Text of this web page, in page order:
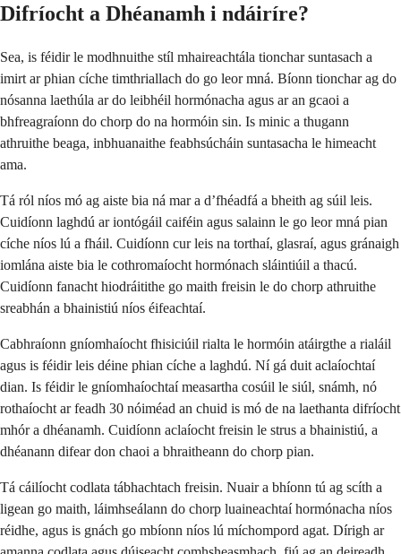
Difríocht a Dhéanamh i ndáiríre?
Sea, is féidir le modhnuithe stíl mhaireachtála tionchar suntasach a
imirt ar phian cíche timthriallach do go leor mná. Bíonn tionchar ag do
nósanna laethúla ar do leibhéil hormónacha agus ar an gcaoi a
bhfreagraíonn do chorp do na hormóin sin. Is minic a thugann
athruithe beaga, inbhuanaithe feabhsúcháin suntasacha le himeacht
ama.
Tá ról níos mó ag aiste bia ná mar a d’fhéadfá a bheith ag súil leis.
Cuidíonn laghdú ar iontógáil caiféin agus salainn le go leor mná pian
cíche níos lú a fháil. Cuidíonn cur leis na torthaí, glasraí, agus gránaigh
iomlána aiste bia le cothromaíocht hormónach sláintiúil a thacú.
Cuidíonn fanacht hiodráitithe go maith freisin le do chorp athruithe
sreabhán a bhainistiú níos éifeachtaí.
Cabhraíonn gníomhaíocht fhisiciúil rialta le hormóin atáirgthe a rialáil
agus is féidir leis déine phian cíche a laghdú. Ní gá duit aclaíochtaí
dian. Is féidir le gníomhaíochtaí measartha cosúil le siúl, snámh, nó
rothaíocht ar feadh 30 nóiméad an chuid is mó de na laethanta difríocht
mhór a dhéanamh. Cuidíonn aclaíocht freisin le strus a bhainistiú, a
dhéanann difear don chaoi a bhraitheann do chorp pian.
Tá cáilíocht codlata tábhachtach freisin. Nuair a bhíonn tú ag scíth a
ligean go maith, láimhseálann do chorp luaineachtaí hormónacha níos
réidhe, agus is gnách go mbíonn níos lú míchompord agat. Dírigh ar